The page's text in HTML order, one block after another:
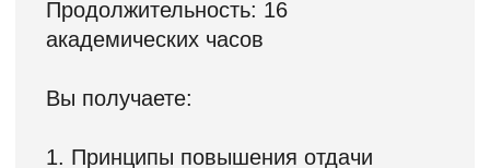
руководителям? Для этого у них
есть и штат, и полномочия,
и даже мотивация.
система тем эффективнее, чем
больше вопросов решается
уровне иерархии. Почему ваша